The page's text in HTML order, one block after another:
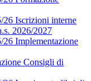
26 Iscrizioni interne
2026/2027
26 Implementazione
Consigli di